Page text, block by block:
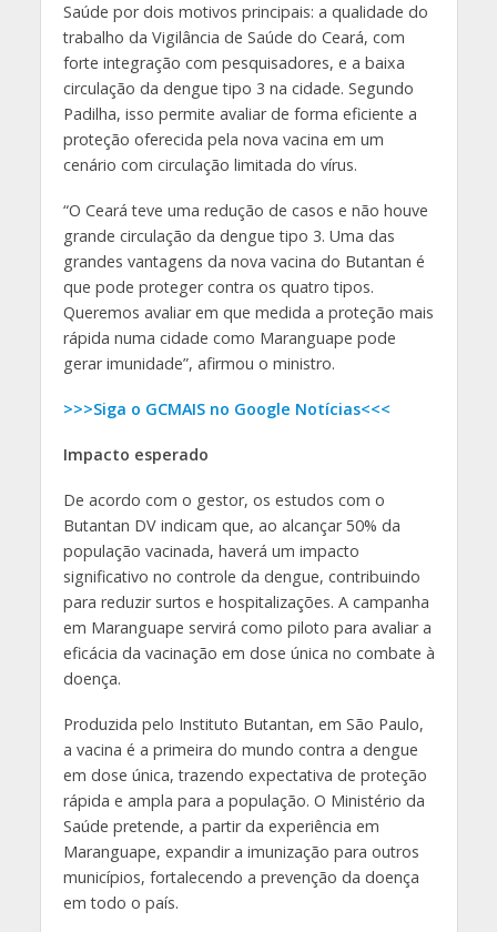
Saúde por dois motivos principais: a qualidade do
trabalho da Vigilância de Saúde do Ceará, com
forte integração com pesquisadores, e a baixa
circulação da dengue tipo 3 na cidade. Segundo
Padilha, isso permite avaliar de forma eficiente a
proteção oferecida pela nova vacina em um
cenário com circulação limitada do vírus.
“O Ceará teve uma redução de casos e não houve
grande circulação da dengue tipo 3. Uma das
grandes vantagens da nova vacina do Butantan é
que pode proteger contra os quatro tipos.
Queremos avaliar em que medida a proteção mais
rápida numa cidade como Maranguape pode
gerar imunidade”, afirmou o ministro.
>>>Siga o GCMAIS no Google Notícias<<<
Impacto esperado
De acordo com o gestor, os estudos com o
Butantan DV indicam que, ao alcançar 50% da
população vacinada, haverá um impacto
significativo no controle da dengue, contribuindo
para reduzir surtos e hospitalizações. A campanha
em Maranguape servirá como piloto para avaliar a
eficácia da vacinação em dose única no combate à
doença.
Produzida pelo Instituto Butantan, em São Paulo,
a vacina é a primeira do mundo contra a dengue
em dose única, trazendo expectativa de proteção
rápida e ampla para a população. O Ministério da
Saúde pretende, a partir da experiência em
Maranguape, expandir a imunização para outros
municípios, fortalecendo a prevenção da doença
em todo o país.